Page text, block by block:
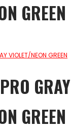
GREEN
VIOLET/NEON GREEN
GRAY
GREEN